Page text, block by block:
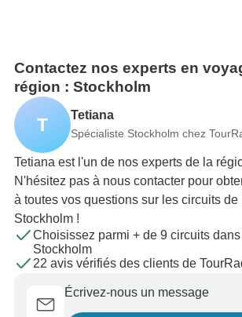
Contactez nos experts en
région : Stockholm
T Tetiana
Spécialiste Stockholm chez
Tetiana est l'un de nos experts de la
N'hésitez pas à nous contacter pour
à toutes vos questions sur les circuits de
Stockholm !
Choisissez parmi + de 9 circuits
Stockholm
22 avis vérifiés des clients de
Écrivez-nous un message